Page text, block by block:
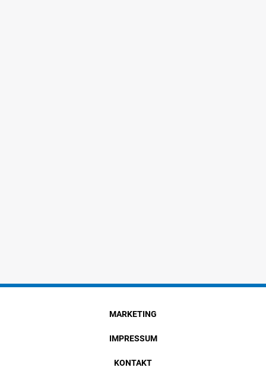
MARKETING
IMPRESSUM
KONTAKT